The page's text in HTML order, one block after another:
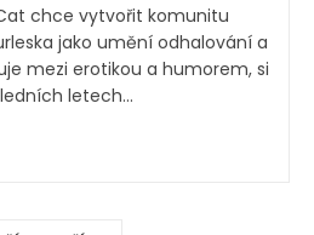
chce vytvořit komunitu
mezi erotikou a humorem, si
letech...